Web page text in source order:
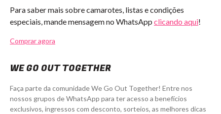
Para saber mais sobre camarotes, listas e condições
especiais, mande mensagem no WhatsApp clicando aqui!
Comprar agora
WE GO OUT TOGETHER
Faça parte da comunidade We Go Out Together! Entre nos
nossos grupos de WhatsApp para ter acesso a benefícios
exclusivos, ingressos com desconto, sorteios, as melhores dicas